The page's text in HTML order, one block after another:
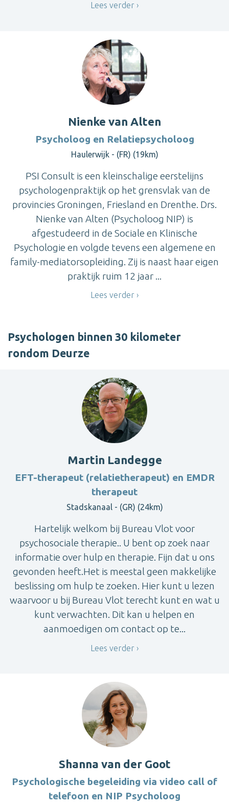
Lees verder
Nienke van Alten
Psycholoog en Relatiepsycholoog
Haulerwijk - (FR) (19km)
PSI Consult is een kleinschalige eerstelijns
psychologenpraktijk op het grensvlak van de
provincies Groningen, Friesland en Drenthe. Drs.
Nienke van Alten (Psycholoog NIP) is
afgestudeerd in de Sociale en Klinische
Psychologie en volgde tevens een algemene en
family-mediatorsopleiding. Zij is naast haar eigen
praktijk ruim 12 jaar ...
Lees verder
Psychologen binnen 30 kilometer
rondom Deurze
Martin Landegge
EFT-therapeut (relatietherapeut) en EMDR
therapeut
Stadskanaal - (GR) (24km)
Hartelijk welkom bij Bureau Vlot voor
psychosociale therapie.. U bent op zoek naar
informatie over hulp en therapie. Fijn dat u ons
gevonden heeft.Het is meestal geen makkelijke
beslissing om hulp te zoeken. Hier kunt u lezen
waarvoor u bij Bureau Vlot terecht kunt en wat u
kunt verwachten. Dit kan u helpen en
aanmoedigen om contact op te...
Lees verder
Shanna van der Goot
Psychologische begeleiding via video call of
telefoon en NIP Psycholoog